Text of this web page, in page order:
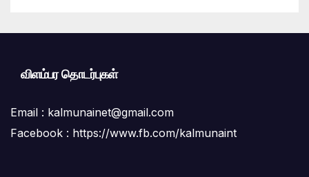
விளம்பர தொடர்புகள்
Email : kalmunainet@gmail.com
Facebook : https://www.fb.com/kalmunaint